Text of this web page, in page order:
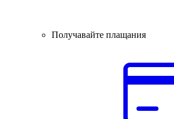
Получавайте плащания